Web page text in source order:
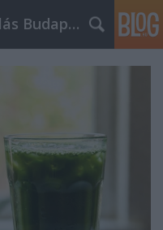
Mire jó a keresőoptimalizálás Budapesten?